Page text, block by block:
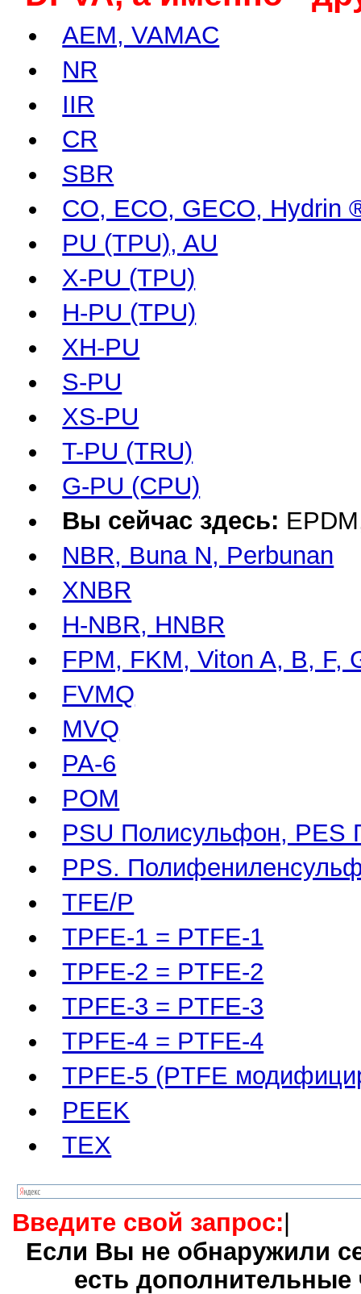
AEM, VAMAC
NR
IIR
CR
SBR
CO, ECO, GECO, Hydrin
PU (ТPU), AU
X-PU (ТPU)
H-PU (TРU)
XH-PU
S-PU
XS-PU
T-PU (TRU)
G-PU (CPU)
Вы сейчас здесь:
NBR, Buna N, Perbunan
XNBR
H-NBR, HNBR
FPM, FKM, Viton A, B, F,
FVMQ
MVQ
PA-6
POM
PSU Полисульфон,
PPS.
TFE/P
TPFE-1 = PTFE-1
TPFE-2 = PTFE-2
TPFE-3 = PTFE-3
TPFE-4 = PTFE-4
TPFE-5 (PTFE
PEEK
TEX
Введите свой запрос:
Если Вы не обнаружили
есть